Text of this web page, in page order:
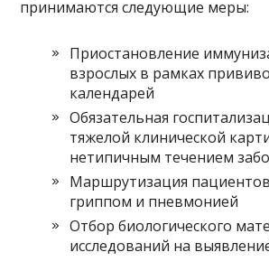
принимаются следующие меры:
Приостановление
взрослых в рамках
календарей
Обязательная
тяжелой клинической
нетипичным течением
Маршрутизация
гриппом и пневмонией
Отбор биологического
исследований на